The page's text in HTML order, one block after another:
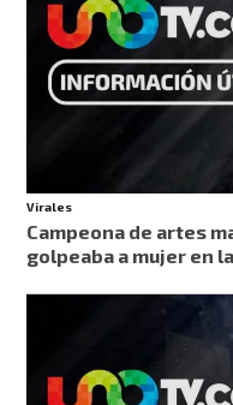
Virales
Campeona de artes
golpeaba a mujer en